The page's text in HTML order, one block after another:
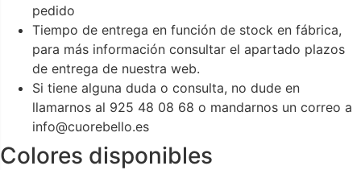
pedido
Tiempo de entrega en función de stock en fábrica,
para más información consultar el apartado plazos
de entrega de nuestra web.
Si tiene alguna duda o consulta, no dude en
llamarnos al 925 48 08 68 o mandarnos un correo a
info@cuorebello.es
Colores disponibles